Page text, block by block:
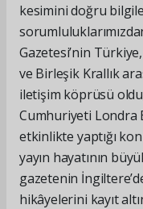
kesimini doğru
Gazetesi’nin
ve Birleşik Krallık
iletişim köprüsü
Cumhuriyeti Londra
etkinlikte yaptığı
yayın hayatının
gazetenin
hikâyelerini kayıt